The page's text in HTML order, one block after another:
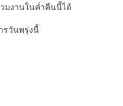
มงานในค่ำคืนนี้ได้
รวันพรุ่งนี้